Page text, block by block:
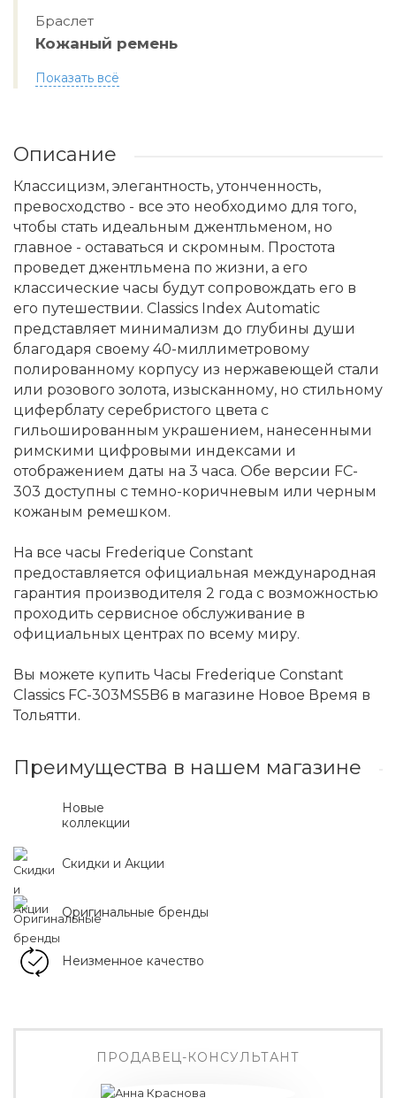
Браслет
Кожаный ремень
Показать всё
Описание
Классицизм, элегантность, утонченность,
превосходство - все это необходимо для того,
чтобы стать идеальным джентльменом, но
главное - оставаться и скромным. Простота
проведет джентльмена по жизни, а его
классические часы будут сопровождать его в
его путешествии. Classics Index Automatic
представляет минимализм до глубины души
благодаря своему 40-миллиметровому
полированному корпусу из нержавеющей стали
или розового золота, изысканному, но стильному
циферблату серебристого цвета с
гильошированным украшением, нанесенными
римскими цифровыми индексами и
отображением даты на 3 часа. Обе версии FC-
303 доступны с темно-коричневым или черным
кожаным ремешком.
На все часы Frederique Constant
предоставляется официальная международная
гарантия производителя 2 года с возможностью
проходить сервисное обслуживание в
официальных центрах по всему миру.
Вы можете купить Часы Frederique Constant
Classics FC-303MS5B6 в магазине Новое Время в
Тольятти.
Преимущества в нашем магазине
Новые
коллекции
Скидки и Акции
Оригинальные бренды
Неизменное качество
ПРОДАВЕЦ-КОНСУЛЬТАНТ